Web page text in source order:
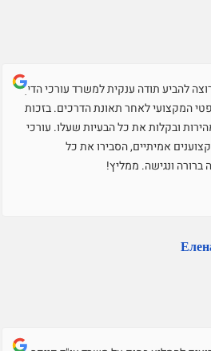
להביע תודה ענקית למשרד עורכי הדין
המקצועי לאחר תאונת הדרכים. בזכות
ובקלות את כל הבעיות שעלו. עורכי
אמיתיים, הסבירו את כל
ברורה ונגישה. ממליץ!